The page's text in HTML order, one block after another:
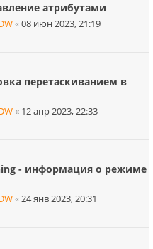
атрибутами
«08 июн 2023, 21:19
перетаскиванием в
« 12 апр 2023, 22:33
- информация о режиме
«24 янв 2023, 20:31